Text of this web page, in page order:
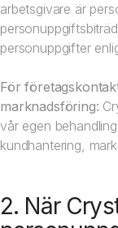
arbetsgivare är
personuppgifter
För
marknadsföring:
vår egen
kundhantering,
2. När